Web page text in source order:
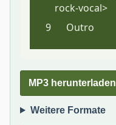
MP3 herunterladen
Weitere Formate